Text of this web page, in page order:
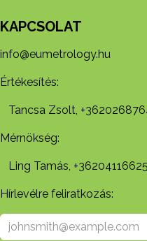
KAPCSOLAT
info@eumetrology.hu
Értékesítés:
Tancsa Zsolt,
Mérnökség:
Ling Tamás, +36204116625
Hírlevélre feliratkozás: